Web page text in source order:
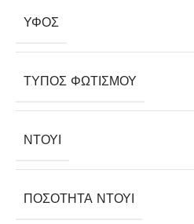
ΎΦΟΣ
ΤΎΠΟΣ ΦΩΤΙΣΜΟΎ
ΝΤΟΥΊ
ΠΟΣΌΤΗΤΑ ΝΤΟΥΊ